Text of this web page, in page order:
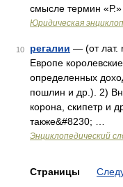
смысле термин
Юридическая
10 регалии — (от лат.
Европе
определенных
пошлин и др.). 2)
корона, скипетр и
также&#8230; …
Энциклопедический
Страницы